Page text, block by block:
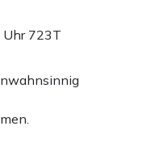
Uhr 723T